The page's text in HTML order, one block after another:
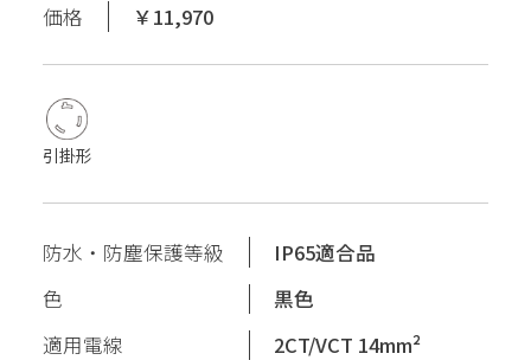
価格
￥11,970
引掛形
防水・防塵保護等級
IP65適合品
色
黒色
適用電線
2CT/VCT 14mm²